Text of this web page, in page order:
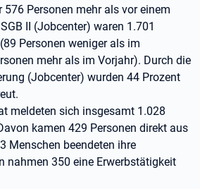
Personen mehr als vor einem
II (Jobcenter) waren 1.701
Personen weniger als im
mehr als im Vorjahr). Durch die
(Jobcenter) wurden 44 Prozent
meldeten sich insgesamt 1.028
kamen 429 Personen direkt aus
Menschen beendeten ihre
nahmen 350 eine Erwerbstätigkeit